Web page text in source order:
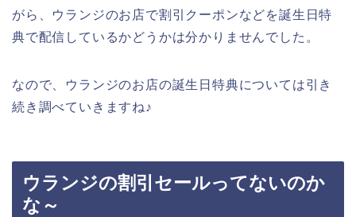
がら、ウランジのお店で割引クーポンなどを誕生日特
典で配信しているかどうかは分かりませんでした。
なので、ウランジのお店の誕生日特典については引き
続き調べていきますね♪
ウランジの割引セールってないのか
な～